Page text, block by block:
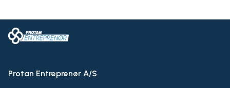
Protan Entreprenør A/S